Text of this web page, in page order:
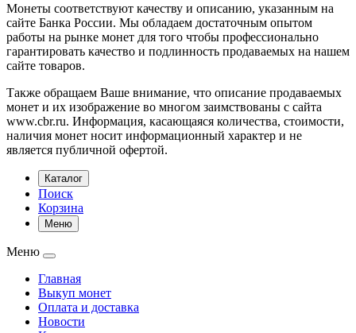
Монеты соответствуют качеству и описанию, указанным на
сайте Банка России. Мы обладаем достаточным опытом
работы на рынке монет для того чтобы профессионально
гарантировать качество и подлинность продаваемых на нашем
сайте товаров.
Также обращаем Ваше внимание, что описание продаваемых
монет и их изображение во многом заимствованы с сайта
www.cbr.ru. Информация, касающаяся количества, стоимости,
наличия монет носит информационный характер и не
является публичной офертой.
Каталог
Поиск
Корзина
Меню
Меню
Главная
Выкуп монет
Оплата и доставка
Новости